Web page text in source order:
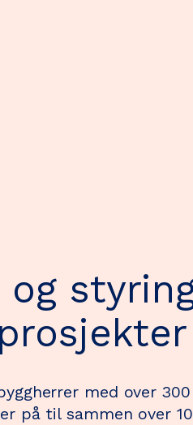
og
med over
på til sammen over